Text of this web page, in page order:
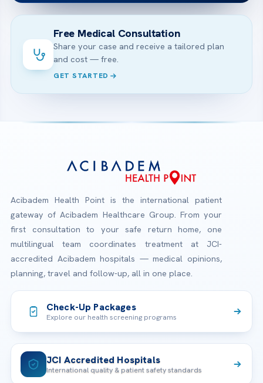
Free Medical Consultation
Share your case and receive a tailored plan
and cost — free.
GET STARTED
Acibadem Health Point is the international patient
gateway of Acibadem Healthcare Group. From your
first consultation to your safe return home, one
multilingual team coordinates treatment at JCI-
accredited Acibadem hospitals — medical opinions,
planning, travel and follow-up, all in one place.
Check-Up Packages
Explore our health screening programs
JCI Accredited Hospitals
International quality & patient safety standards